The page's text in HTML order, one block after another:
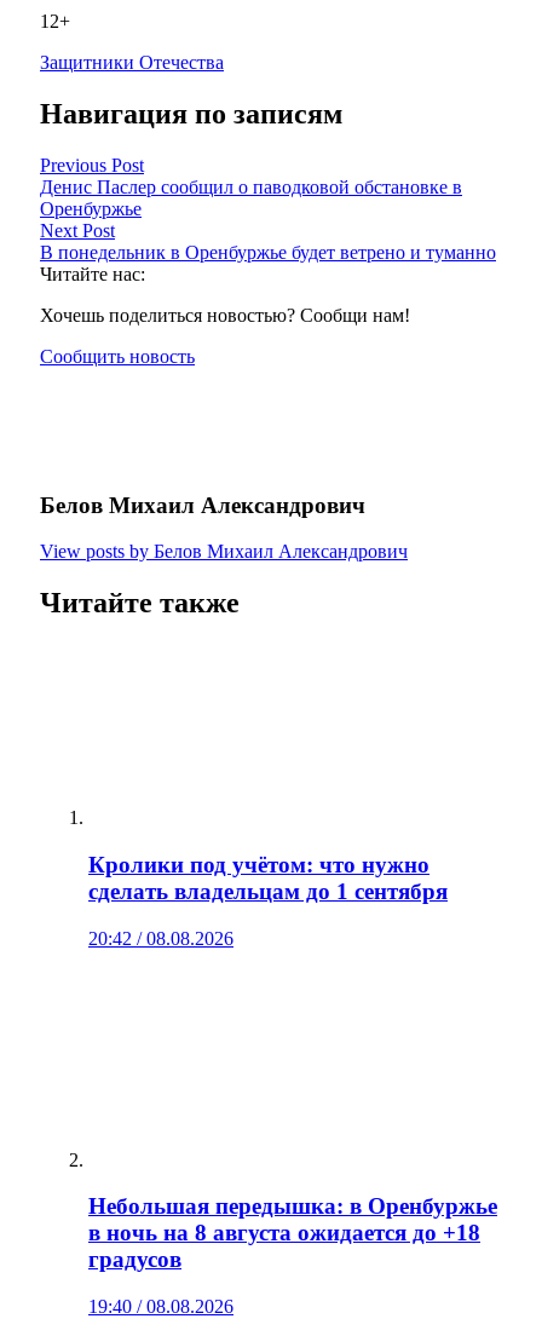
12+
Защитники Отечества
Навигация по записям
Previous Post
Денис Паслер сообщил о паводковой обстановке в
Оренбуржье
Next Post
В понедельник в Оренбуржье будет ветрено и туманно
Читайте нас:
Хочешь поделиться новостью? Сообщи нам!
Сообщить новость
Белов Михаил Александрович
View posts by Белов Михаил Александрович
Читайте также
Кролики под учётом: что нужно
сделать владельцам до 1 сентября
20:42 / 08.08.2026
Небольшая передышка: в Оренбуржье
в ночь на 8 августа ожидается до +18
градусов
19:40 / 08.08.2026